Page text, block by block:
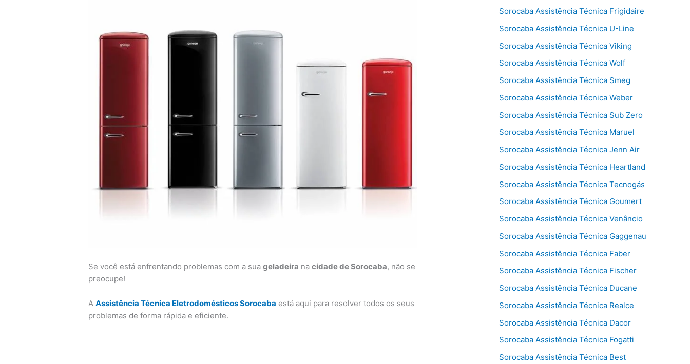
Se você está enfrentando problemas com a suageladeira nacidade de Sorocaba, não se
preocupe!
AAssistência Técnica Eletrodomésticos Sorocaba está aqui para resolver todos os seus
problemas de forma rápida e eficiente.
Sorocaba Assistência Técnica Frigidaire
Sorocaba Assistência Técnica U-Line
Sorocaba Assistência Técnica Viking
Sorocaba Assistência Técnica Wolf
Sorocaba Assistência Técnica Smeg
Sorocaba Assistência Técnica Weber
Sorocaba Assistência Técnica Sub Zero
Sorocaba Assistência Técnica Maruel
Sorocaba Assistência Técnica Jenn Air
Sorocaba Assistência Técnica Heartland
Sorocaba Assistência Técnica Tecnogás
Sorocaba Assistência Técnica Goumert
Sorocaba Assistência Técnica Venâncio
Sorocaba Assistência Técnica Gaggenau
Sorocaba Assistência Técnica Faber
Sorocaba Assistência Técnica Fischer
Sorocaba Assistência Técnica Ducane
Sorocaba Assistência Técnica Realce
Sorocaba Assistência Técnica Dacor
Sorocaba Assistência Técnica Fogatti
Sorocaba Assistência Técnica Best